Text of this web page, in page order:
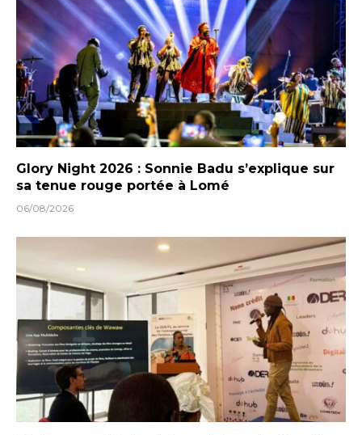
Glory Night 2026 : Sonnie Badu s’explique sur
sa tenue rouge portée à Lomé
06/08/2026